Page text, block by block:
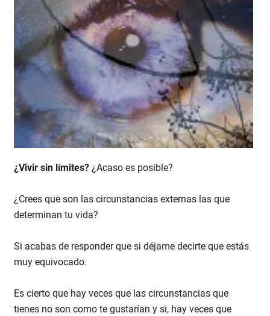
¿Vivir sin límites? ¿Acaso es posible?
¿Crees que son las circunstancias externas las que
determinan tu vida?
Si acabas de responder que si déjame decirte que estás
muy equivocado.
Es cierto que hay veces que las circunstancias que
tienes no son como te gustarían y si, hay veces que